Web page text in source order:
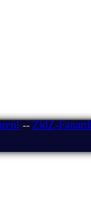
-- ZidZ-